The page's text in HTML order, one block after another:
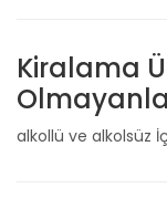
Kiralama
alkollü ve alkolsüz